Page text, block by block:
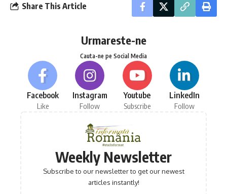
Share This Article
Urmareste-ne
Cauta-ne pe Social Media
Facebook
Like
Instagram
Follow
Youtube
Subscribe
LinkedIn
Follow
Weekly Newsletter
Subscribe to our newsletter to get our newest
articles instantly!